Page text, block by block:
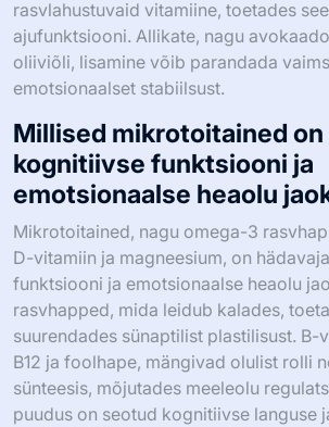
rasvlahustuvaid vitamiine, toetades
ajufunktsiooni. Allikate, nagu
oliiviõli, lisamine võib parandada
emotsionaalset stabiilsust.
Millised mikrotoitained
kognitiivse funktsiooni ja
emotsionaalse heaolu
Mikrotoitained, nagu omega-3
D-vitamiin ja magneesium, on
funktsiooni ja emotsionaalse heaolu
rasvhapped, mida leidub kalades,
suurendades sünaptilist plastilisust. B-
B12 ja foolhape, mängivad olulist rolli
sünteesis, mõjutades meeleolu
puudus on seotud kognitiivse languse